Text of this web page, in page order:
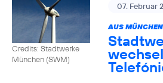
Credits: Stadtwerke
München (SWM)
07. Februar
AUS